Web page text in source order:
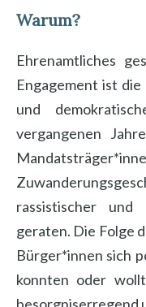
Warum?
Ehrenamtliches
Engagement ist
und
vergangenen
rassistischer und
geraten. Die Folge
Bürger*innen sich
konnten oder